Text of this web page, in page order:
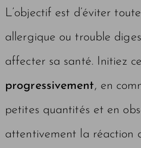
L’objectif est d’éviter
allergique ou trouble
affecter sa santé. Initiez
progressivement, en
petites quantités et en
attentivement la réaction